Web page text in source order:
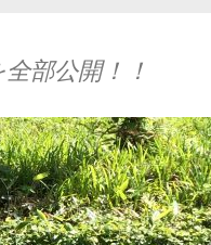
部公開！！